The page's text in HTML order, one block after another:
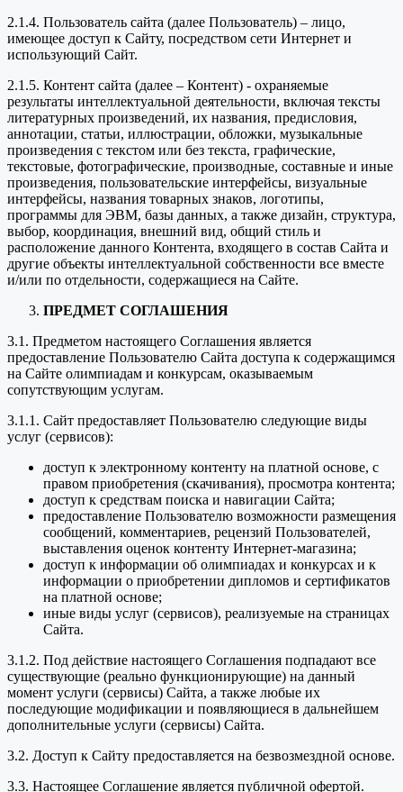
2.1.4. Пользователь сайта (далее Пользователь) – лицо,
имеющее доступ к Сайту, посредством сети Интернет и
использующий Сайт.
2.1.5. Контент сайта (далее – Контент) - охраняемые
результаты интеллектуальной деятельности, включая тексты
литературных произведений, их названия, предисловия,
аннотации, статьи, иллюстрации, обложки, музыкальные
произведения с текстом или без текста, графические,
текстовые, фотографические, производные, составные и иные
произведения, пользовательские интерфейсы, визуальные
интерфейсы, названия товарных знаков, логотипы,
программы для ЭВМ, базы данных, а также дизайн, структура,
выбор, координация, внешний вид, общий стиль и
расположение данного Контента, входящего в состав Сайта и
другие объекты интеллектуальной собственности все вместе
и/или по отдельности, содержащиеся на Сайте.
ПРЕДМЕТ СОГЛАШЕНИЯ
3.1. Предметом настоящего Соглашения является
предоставление Пользователю Сайта доступа к содержащимся
на Сайте олимпиадам и конкурсам, оказываемым
сопутствующим услугам.
3.1.1. Сайт предоставляет Пользователю следующие виды
услуг (сервисов):
доступ к электронному контенту на платной основе, с
правом приобретения (скачивания), просмотра контента;
доступ к средствам поиска и навигации Сайта;
предоставление Пользователю возможности размещения
сообщений, комментариев, рецензий Пользователей,
выставления оценок контенту Интернет-магазина;
доступ к информации об олимпиадах и конкурсах и к
информации о приобретении дипломов и сертификатов
на платной основе;
иные виды услуг (сервисов), реализуемые на страницах
Сайта.
3.1.2. Под действие настоящего Соглашения подпадают все
существующие (реально функционирующие) на данный
момент услуги (сервисы) Сайта, а также любые их
последующие модификации и появляющиеся в дальнейшем
дополнительные услуги (сервисы) Сайта.
3.2. Доступ к Сайту предоставляется на безвозмездной основе.
3.3. Настоящее Соглашение является публичной офертой.